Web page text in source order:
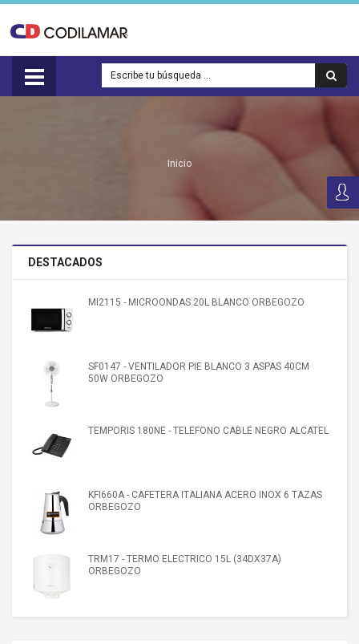
Inicio
DESTACADOS
MI2115 - MICROONDAS 20L BLANCO ORBEGOZO
SF0147 - VENTILADOR PIE BLANCO 3 ASPAS 40CM
50W ORBEGOZO
TEMPORIS 180NE - TELEFONO CABLE NEGRO ALCATEL
KFI660A - CAFETERA ITALIANA ACERO INOX 6 TAZAS
ORBEGOZO
TRM17 - TERMO ELECTRICO 15L (34DX37A)
ORBEGOZO